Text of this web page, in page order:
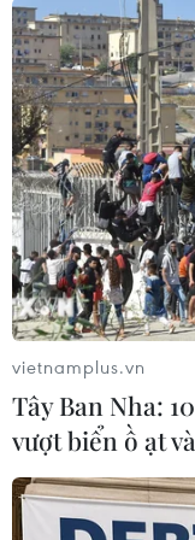
#Somalia
Hòa Bình
Somalia
Theo dõi
TIN CÙNG
Giao tranh dữ
nhiều tù nhân
vietnamplus.vn
Tây Ban Nha:
vượt biển ồ ạt